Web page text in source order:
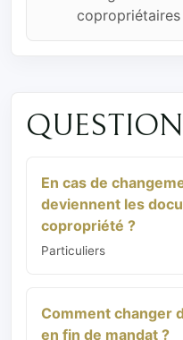
copropriétaires
En cas de
deviennent les
copropriété ?
Particuliers
Comment changer
en fin de mandat ?